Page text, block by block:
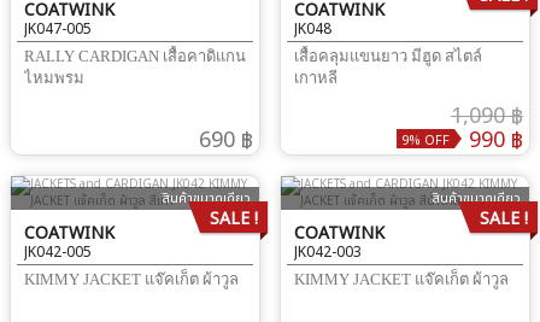
COATWINK
JK047-005
RALLY CARDIGAN เสื้อคาดิแกน
ไหมพรม
690 ฿
COATWINK
JK048
เสื้อคลุมแขนยาว มีฮูด สไตล์
เกาหลี
1,090 ฿
990 ฿
9% OFF
สินค้าขนาดเดียว
COATWINK
JK042-005
KIMMY JACKET แจ๊คเก็ต ผ้าวูล
SALE !
สินค้าขนาดเดียว
COATWINK
JK042-003
KIMMY JACKET แจ๊คเก็ต ผ้าวูล
SALE !